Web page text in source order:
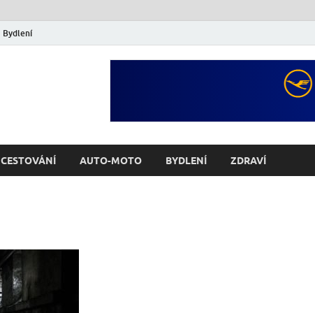
Bydlení
CESTOVÁNÍ AUTO-MOTO BYDLENÍ ZDRAVÍ